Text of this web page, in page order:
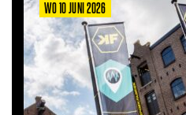
WO 10 JUNI 2026